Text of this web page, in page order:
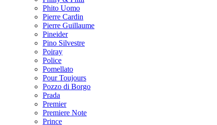
Phito Uomo
Pierre Cardin
Pierre Guillaume
Pineider
Pino Silvestre
Poiray
Police
Pomellato
Pour Toujours
Pozzo di Borgo
Prada
Premier
Premiere Note
Prince